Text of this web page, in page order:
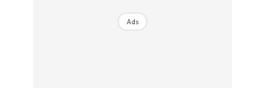
Login|Register
Ads